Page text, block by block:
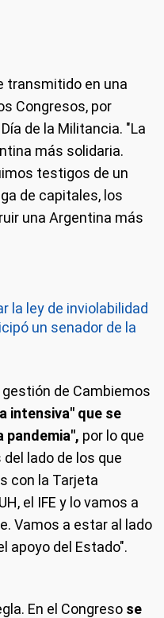
transmitido en una
Congresos, por
de la Militancia. "La
más solidaria.
testigos de un
de capitales, los
una Argentina más
la ley de inviolabilidad
un senador de la
de Cambiemos
intensiva" que se
pandemia", por lo que
lado de los que
con la Tarjeta
el IFE y lo vamos a
Vamos a estar al lado
apoyo del Estado".
En el Congreso se